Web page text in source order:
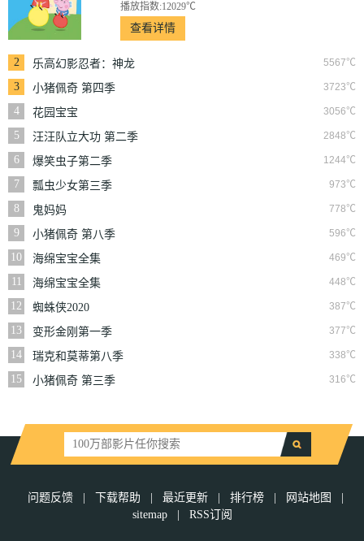
播放指数:12029℃
查看详情
2 5567℃
乐高幻影忍者：神龙
崛起
3 3723℃
小猪佩奇 第四季
4
3056℃
花园宝宝
5
2848℃
汪汪队立大功 第二季
6
1244℃
爆笑虫子第二季
7
973℃
瓢虫少女第三季
8
778℃
鬼妈妈
9
596℃
小猪佩奇 第八季
10
469℃
海绵宝宝全集
11
448℃
海绵宝宝全集
12
387℃
蜘蛛侠2020
13
377℃
变形金刚第一季
14
338℃
瑞克和莫蒂第八季
15
316℃
小猪佩奇 第三季
问题反馈 下载帮助 最近更新 排行榜 网站地图
sitemap
RSS订阅